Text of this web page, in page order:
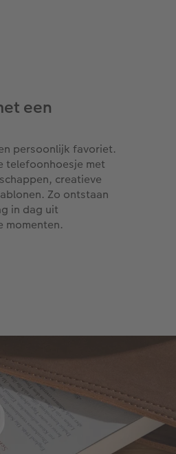
een
persoonlijk favoriet.
telefoonhoesje met
creatieve
Zo ontstaan
in dag uit
momenten.